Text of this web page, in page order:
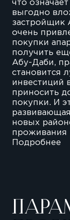
что
выгодно
застройщик
очень
покупки
получить
Абу-Даби,
становится
инвестиций
приносить
покупки. И
новых
проживания
Подробнее